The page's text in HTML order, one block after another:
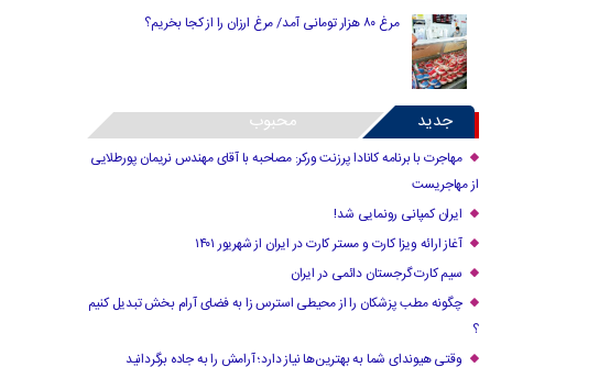
مرغ ۸۰ هزار تومانی آمد/ مرغ ارزان را از کجا بخریم؟
جدید محبوب
مهاجرت با برنامه کانادا پرزنت ورکر: مصاحبه با آقای مهندس نریمان پورطلایی
از مهاجریست
ایران کمپانی رونمایی شد!
آغاز ارائه ویزا کارت و مستر کارت در ایران از شهریور ۱۴۰۱
سیم کارت گرجستان دائمی در ایران
چگونه مطب پزشکان را از محیطی استرس زا به فضای آرام بخش تبدیل کنیم
؟
وقتی هیوندای شما به بهترین‌ها نیاز دارد؛ آرامش را به جاده برگردانید